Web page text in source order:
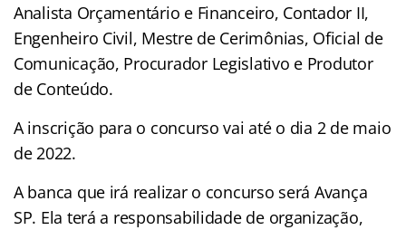
Analista Orçamentário e Financeiro, Contador II,
Engenheiro Civil, Mestre de Cerimônias, Oficial de
Comunicação, Procurador Legislativo e Produtor
de Conteúdo.
A inscrição para o concurso vai até o dia 2 de maio
de 2022.
A banca que irá realizar o concurso será Avança
SP. Ela terá a responsabilidade de organização,